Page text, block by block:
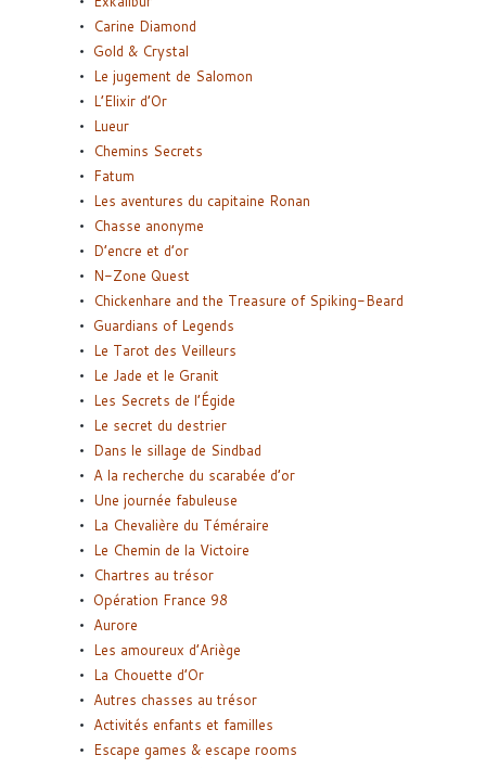
Carine Diamond
Gold & Crystal
Le jugement de Salomon
L’Elixir d’Or
Lueur
Chemins Secrets
Fatum
Les aventures du capitaine Ronan
Chasse anonyme
D’encre et d’or
N-Zone Quest
Chickenhare and the Treasure of Spiking-Beard
Guardians of Legends
Le Tarot des Veilleurs
Le Jade et le Granit
Les Secrets de l’Égide
Le secret du destrier
Dans le sillage de Sindbad
A la recherche du scarabée d’or
Une journée fabuleuse
La Chevalière du Téméraire
Le Chemin de la Victoire
Chartres au trésor
Opération France 98
Aurore
Les amoureux d’Ariège
La Chouette d’Or
Autres chasses au trésor
Activités enfants et familles
Escape games & escape rooms